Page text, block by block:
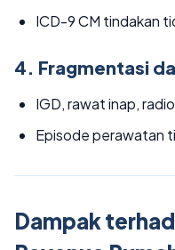
ICD-9 CM tindakan
4. Fragmentasi
IGD, rawat inap,
Episode perawatan
Dampak